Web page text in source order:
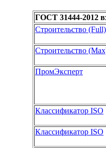
ГОСТ 31444-2012
Строительство (Full)
Строительство
ПромЭксперт
Классификатор ISO
Классификатор ISO